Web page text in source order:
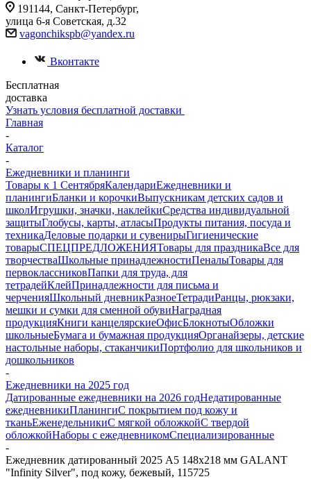
191144, Санкт-Петербург,
улица 6-я Советская, д.32
vagonchikspb@yandex.ru
Вконтакте
Бесплатная
доставка
Узнать условия бесплатной доставки
Главная
-
Каталог
-
Ежедневники и планинги
Товары к 1 СентябряКалендариЕжедневники и
планингиБланки и корочкиВыпускникам детских садов и
школИгрушки, значки, наклейкиСредства индивидуальной
защитыГлобусы, карты, атласыПродукты питания, посуда и
техникаДеловые подарки и сувенирыГигиенические
товарыСПЕЦПРЕДЛОЖЕНИЯТовары для праздникаВсе для
творчестваШкольные принадлежностиПеналыТовары для
первоклассниковПапки для труда, для
тетрадейКлейПринадлежности для письма и
черченияШкольный дневникРазноеТетрадиРанцы, рюкзаки,
мешки и сумки для сменной обувиНаградная
продукцияКниги канцелярскиеОфисБлокнотыОбложки
школьныеБумага и бумажная продукцияОрганайзеры, детские
настольные наборы, стаканчикиПортфолио для школьников и
дошкольников
-
Ежедневники на 2025 год
Датированные ежедневники на 2026 годНедатированные
ежедневникиПланингиС покрытием под кожу и
тканьЕженедельникиС мягкой обложкойС твердой
обложкойНаборы с ежедневникомСпециализированные
-
Ежедневник датированный 2025 А5 148х218 мм GALANT
"Infinity Silver", под кожу, бежевый, 115725